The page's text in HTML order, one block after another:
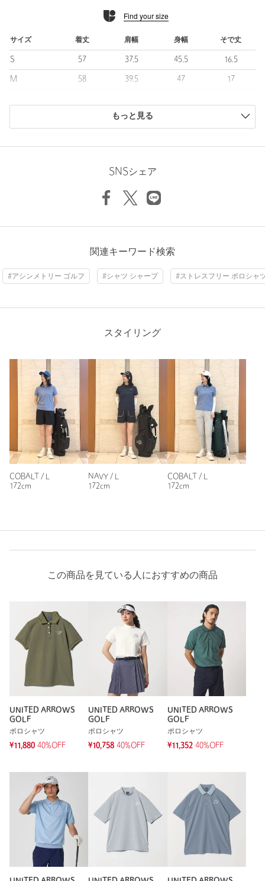
ッシュ構造の素材を使用。
盛夏のラウンドでもストレスなく活躍します。
コンビネーションのスポーティなデザインとシックなカラー使い
============================
============================
社交性とファッション性・機能性を兼ね備え・プレイヤーの個性
社交の場としてのGOLF CLUBに馴染むグッドマナーなスタイル
スポーツウェアとしてのパフォーマンスを追求した機能性
※商品に「取り扱い上の注意書き」、「洗濯表示」がございます
場合は、使用前に必ずご確認ください。
※商品画像は、光の当たり具合やパソコンなどの閲覧環境によ
り、実際の色味と異なって見える場合がございます。あらかじめ
ご了承ください。
※商品の色味の目安は、商品単体の画像をご参照ください。
※画像の商品はサンプルです。実際の商品と色味、仕様、加工、
サイズ、素材等が若干異なる場合がございます。
店舗へお問い合わせの際は、全国のUNITED ARROWS GOLF各
商品詳細
注文キャンセル 対象商品
対象外商品 裾上げについて
タイプ WOMEN
カテゴリー トップス | ポロシャツ
サイズ S M L
ポリエステル97％ ポリウレタン3％
洗濯表示 洗濯機洗い可 洗濯表示について
原産国 中国製
商品番号
Find your size
サイズ 着丈 肩幅 身幅 そで丈
S 57 37.5 45.5 16.5
M 58 39.5 47 17
商品は、独自の採寸方法により採寸されています。
Sleeve length
M
Check the recommended size
Try this item on
もっと見る
SNSシェア
関連キーワード検索
#アシンメトリー ゴルフ #シャツ シャープ #ストレスフリー ポロシャ
スタイリング
COBALT / L
172cm
NAVY / L
172cm
COBALT / L
172cm
この商品を見ている人におすすめの商品
UNITED ARROWS
GOLF
ポロシャツ
¥11,880 40%OFF
UNITED ARROWS
GOLF
ポロシャツ
¥10,758 40%OFF
UNITED ARROWS
GOLF
ポロシャツ
¥11,352 40%OFF